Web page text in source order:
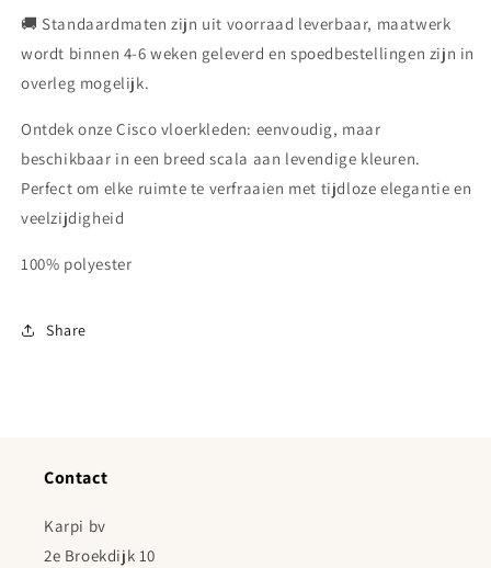
🚚 Standaardmaten zijn uit voorraad leverbaar, maatwerk
wordt binnen 4-6 weken geleverd en spoedbestellingen zijn in
overleg mogelijk.
Ontdek onze Cisco vloerkleden: eenvoudig, maar
beschikbaar in een breed scala aan levendige kleuren.
Perfect om elke ruimte te verfraaien met tijdloze elegantie en
veelzijdigheid
100% polyester
Share
Contact
Karpi bv
2e Broekdijk 10